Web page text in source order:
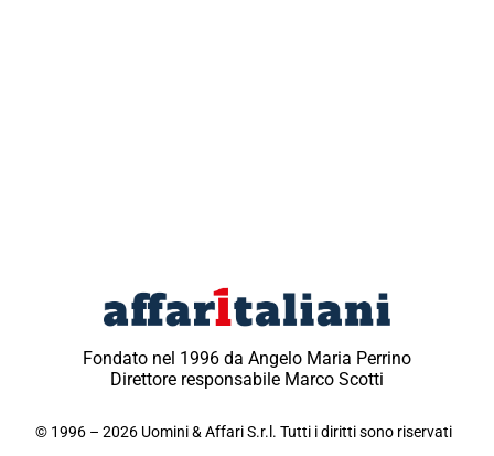
Fondato nel 1996 da Angelo Maria Perrino
Direttore responsabile Marco Scotti
© 1996 – 2026 Uomini & Affari S.r.l. Tutti i diritti sono riservati